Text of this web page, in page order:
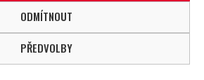
ODMÍTNOUT
PŘEDVOLBY